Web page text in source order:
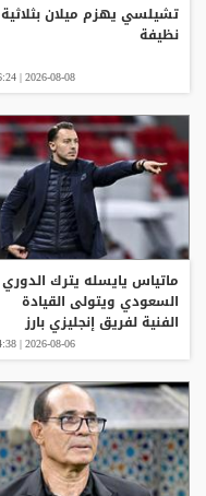
تشيلسي يهزم ميلان بثلاثية
نظيفة
2026-08-08 | 06:24 م
ماتياس يايسله يترك الدوري
السعودي ويتولى القيادة
الفنية لفريق إنجليزي بارز
2026-08-06 | 04:38 م